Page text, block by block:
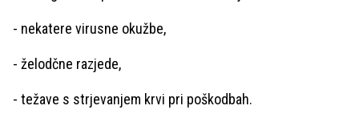
- nekatere virusne okužbe,
- želodčne razjede,
- težave s strjevanjem krvi pri poškodbah.